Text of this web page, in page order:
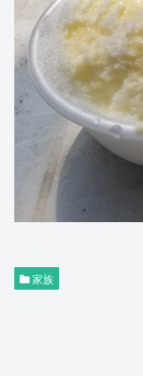
家族